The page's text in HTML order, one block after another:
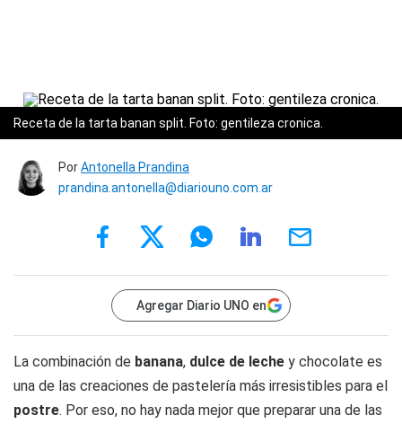
Receta de la tarta banan split. Foto: gentileza cronica.
PorAntonella Prandina
prandina.antonella@diariouno.com.ar
Agregar Diario UNO en
La combinación de banana, dulce de leche y chocolate es
una de las creaciones de pastelería más irresistibles para el
postre. Por eso, no hay nada mejor que preparar una de las